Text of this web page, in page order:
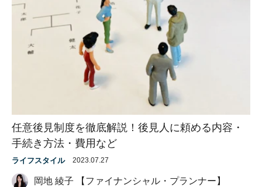
任意後見制度を徹底解説！後見人に頼める内容・
手続き方法・費用など
ライフスタイル 2023.07.27
岡地 綾子 【ファイナンシャル・プランナー】